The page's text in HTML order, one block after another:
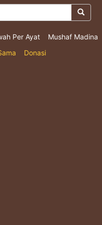
Per Ayat
Mushaf Madina
Donasi